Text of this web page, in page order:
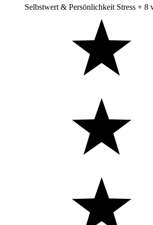
Selbstwert & Persönlichkeit Stress + 8